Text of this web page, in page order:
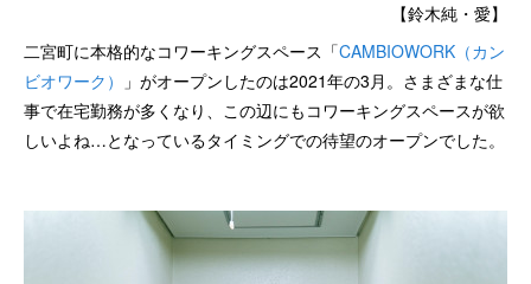
【鈴木純・愛】
二宮町に本格的なコワーキングスペース「CAMBIOWORK（カン
ビオワーク）
」がオープンしたのは2021年の3月。さまざまな仕
事で在宅勤務が多くなり、この辺にもコワーキングスペースが欲
しいよね…となっているタイミングでの待望のオープンでした。